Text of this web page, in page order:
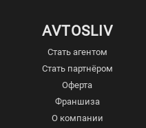
AVTOSLIV
Стать агентом
Стать партнёром
Оферта
Франшиза
О компании